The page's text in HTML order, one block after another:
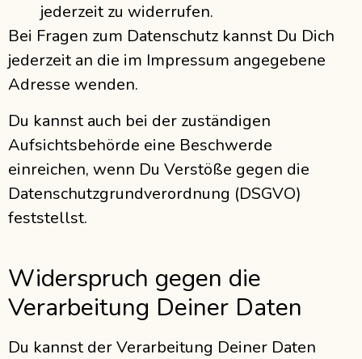
jederzeit zu widerrufen.
Bei Fragen zum Datenschutz kannst Du Dich
jederzeit an die im Impressum angegebene
Adresse wenden.
Du kannst auch bei der zuständigen
Aufsichtsbehörde eine Beschwerde
einreichen, wenn Du Verstöße gegen die
Datenschutzgrundverordnung (DSGVO)
feststellst.
Widerspruch gegen die
Verarbeitung Deiner Daten
Du kannst der Verarbeitung Deiner Daten